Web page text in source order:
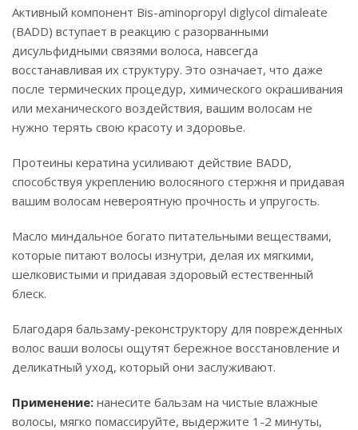
Активный компонент Bis-aminopropyl diglycol dimaleate
(BADD) вступает в реакцию с разорванными
дисульфидными связями волоса, навсегда
восстанавливая их структуру. Это означает, что даже
после термических процедур, химического окрашивания
или механического воздействия, вашим волосам не
нужно терять свою красоту и здоровье.
Протеины кератина усиливают действие BADD,
способствуя укреплению волосяного стержня и придавая
вашим волосам невероятную прочность и упругость.
Масло миндальное богато питательными веществами,
которые питают волосы изнутри, делая их мягкими,
шелковистыми и придавая здоровый естественный
блеск.
Благодаря бальзаму-реконструктору для поврежденных
волос ваши волосы ощутят бережное восстановление и
деликатный уход, который они заслуживают.
Применение: нанесите бальзам на чистые влажные
волосы, мягко помассируйте, выдержите 1-2 минуты,